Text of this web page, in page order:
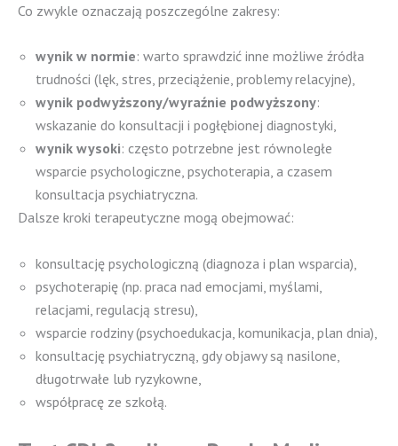
Co zwykle oznaczają poszczególne zakresy:
wynik w normie: warto sprawdzić inne możliwe źródła
trudności (lęk, stres, przeciążenie, problemy relacyjne),
wynik podwyższony/wyraźnie podwyższony:
wskazanie do konsultacji i pogłębionej diagnostyki,
wynik wysoki: często potrzebne jest równoległe
wsparcie psychologiczne, psychoterapia, a czasem
konsultacja psychiatryczna.
Dalsze kroki terapeutyczne mogą obejmować:
konsultację psychologiczną (diagnoza i plan wsparcia),
psychoterapię (np. praca nad emocjami, myślami,
relacjami, regulacją stresu),
wsparcie rodziny (psychoedukacja, komunikacja, plan dnia),
konsultację psychiatryczną, gdy objawy są nasilone,
długotrwałe lub ryzykowne,
współpracę ze szkołą.